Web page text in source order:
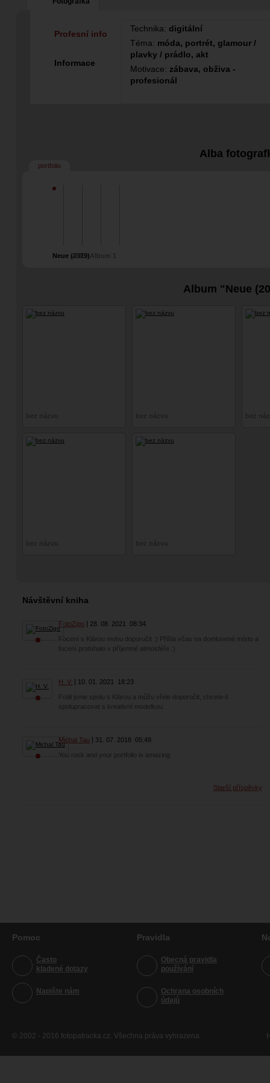
Technika: digitální
Téma: móda, portrét, glamour /
plavky / prádlo, akt
Motivace: zábava, obživa -
profesionál
Profesní info
Informace
Alba
portfolio
Neue (2019)
2015
Album "Neue
Návštěvní kniha
FotoZigo 28. 08. 2021 08:34
Focení s Klárou mohu doporučit :) Přišla včas na domluvené místo a
focení probíhalo v příjemné atmosféře :)
H. V. 10. 01. 2021 18:23
Fotili jsme spolu s Klárou a můžu vřele doporučit, chcete-li
spolupracovat s kreativní modelkou.
Michal Tau 31. 07. 2018 05:49
You rock and your portfolio is amazing
Starší příspěvky
Pomoc
Často
kladené dotazy
Napište nám
Pravidla
Obecná pravidla
používání
Ochrana osobních
údajů
© 2002 - 2016 fotopatracka.cz. Všechna práva vyhrazena